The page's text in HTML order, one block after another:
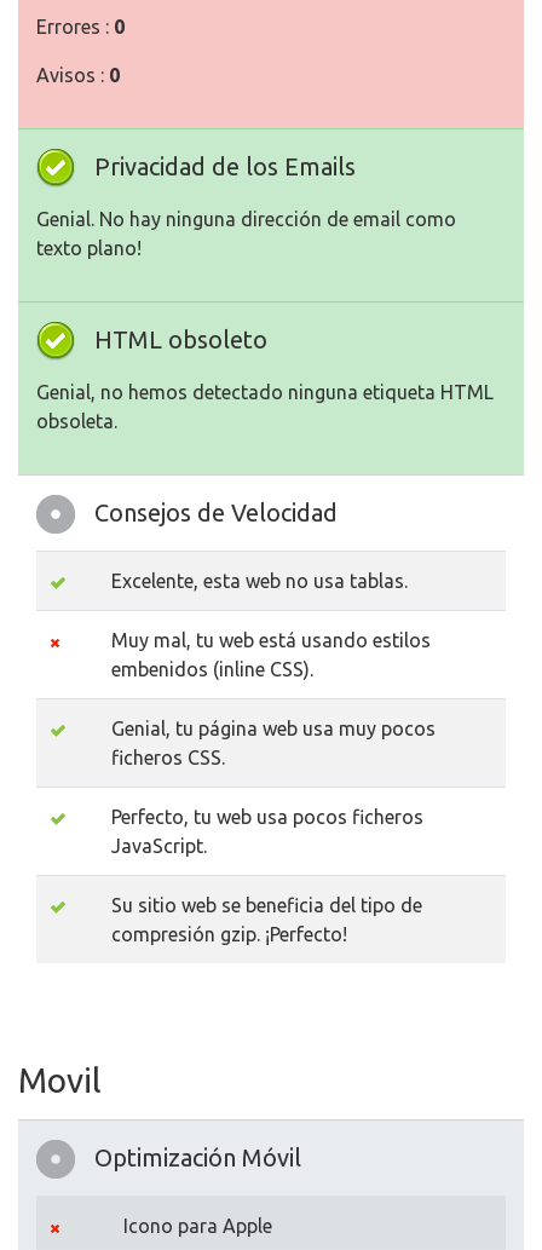
Errores : 0
Avisos : 0
Privacidad de los Emails
Genial. No hay ninguna dirección de email como
texto plano!
HTML obsoleto
Genial, no hemos detectado ninguna etiqueta HTML
obsoleta.
Consejos de Velocidad
Excelente, esta web no usa tablas.
Muy mal, tu web está usando estilos
embenidos (inline CSS).
Genial, tu página web usa muy pocos
ficheros CSS.
Perfecto, tu web usa pocos ficheros
JavaScript.
Su sitio web se beneficia del tipo de
compresión gzip. ¡Perfecto!
Movil
Optimización Móvil
Icono para Apple